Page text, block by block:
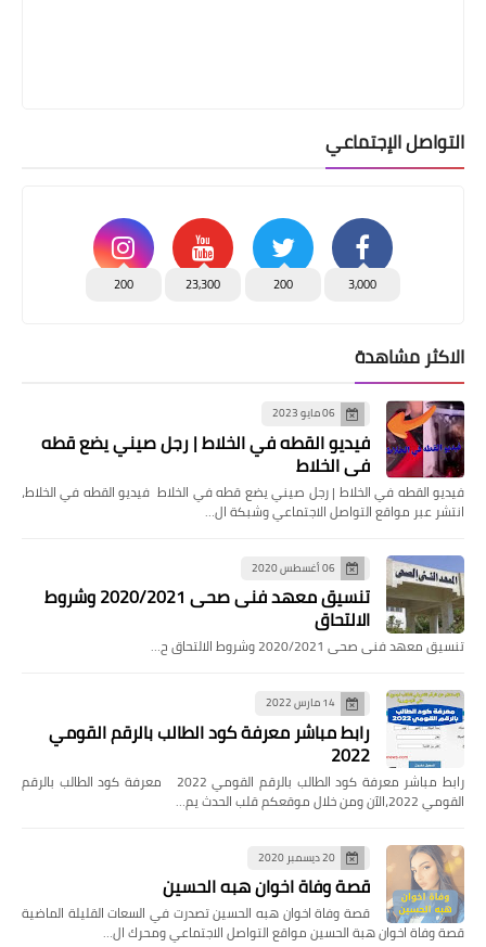
التواصل الإجتماعي
3,000
200
23,300
200
الاكثر مشاهدة
06 مايو 2023
فيديو القطه في الخلاط | رجل صيني يضع قطه
في الخلاط
فيديو القطه في الخلاط | رجل صيني يضع قطه في الخلاط فيديو القطه في الخلاط،
انتشر عبر مواقع التواصل الاجتماعي وشبكة ال…
06 أغسطس 2020
تنسيق معهد فنى صحى 2020/2021 وشروط
الالتحاق
تنسيق معهد فنى صحى 2020/2021 وشروط الالتحاق ح…
14 مارس 2022
رابط مباشر معرفة كود الطالب بالرقم القومي
2022
رابط مباشر معرفة كود الطالب بالرقم القومي 2022 معرفة كود الطالب بالرقم
القومي 2022،الآن ومن خلال موقعكم قلب الحدث يم…
20 ديسمبر 2020
قصة وفاة اخوان هبه الحسين
قصة وفاة اخوان هبه الحسين تصدرت في السعات القليلة الماضية
قصة وفاة اخوان هبة الحسين مواقع التواصل الاجتماعي ومحرك ال…